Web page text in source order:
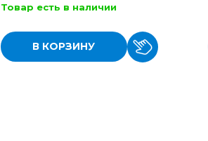
Товар есть в наличии
В КОРЗИНУ